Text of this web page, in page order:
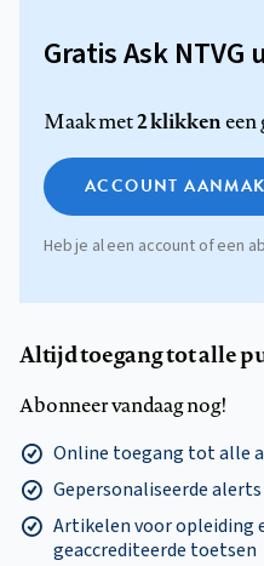
Gratis Ask
Maak met2 klikkeneen
ACCOUNT
Heb je al een account of een
Altijd toegang tot alle
Abonneer vandaag nog!
Online toegang tot alle
Gepersonaliseerde
Artikelen voor opleiding
geaccrediteerde toetsen